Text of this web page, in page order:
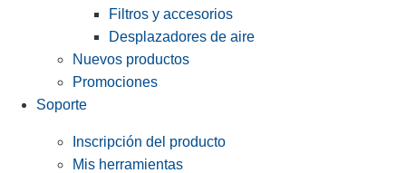
Filtros y accesorios
Desplazadores de aire
Nuevos productos
Promociones
Soporte
Inscripción del producto
Mis herramientas